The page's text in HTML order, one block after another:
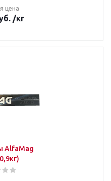
цена
/кг
AlfaMag
3 (0,9кг)